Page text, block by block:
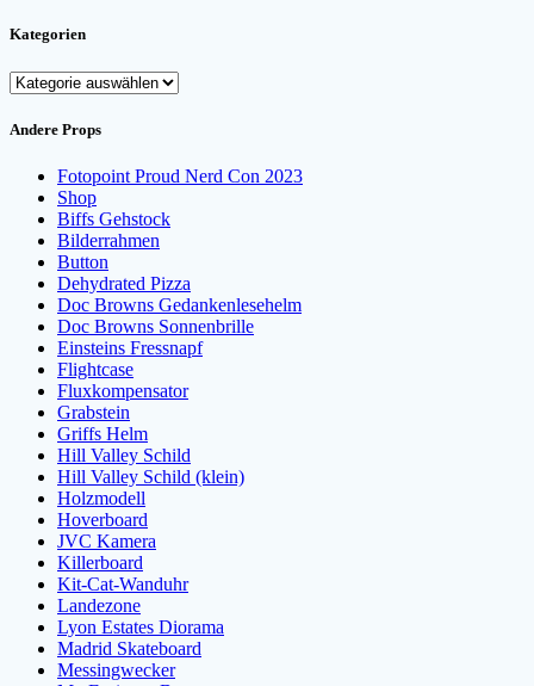
Kategorien
Kategorien
Andere Props
Fotopoint Proud Nerd Con 2023
Shop
Biffs Gehstock
Bilderrahmen
Button
Dehydrated Pizza
Doc Browns Gedankenlesehelm
Doc Browns Sonnenbrille
Einsteins Fressnapf
Flightcase
Fluxkompensator
Grabstein
Griffs Helm
Hill Valley Schild
Hill Valley Schild (klein)
Holzmodell
Hoverboard
JVC Kamera
Killerboard
Kit-Cat-Wanduhr
Landezone
Lyon Estates Diorama
Madrid Skateboard
Messingwecker